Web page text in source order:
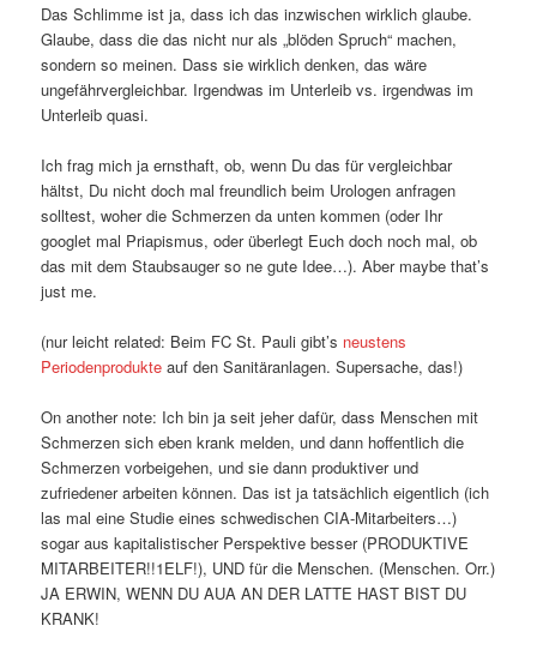
Das Schlimme ist ja, dass ich das inzwischen wirklich glaube.
Glaube, dass die das nicht nur als „blöden Spruch“ machen,
sondern so meinen. Dass sie wirklich denken, das wäre
ungefährvergleichbar. Irgendwas im Unterleib vs. irgendwas im
Unterleib quasi.
Ich frag mich ja ernsthaft, ob, wenn Du das für vergleichbar
hältst, Du nicht doch mal freundlich beim Urologen anfragen
solltest, woher die Schmerzen da unten kommen (oder Ihr
googlet mal Priapismus, oder überlegt Euch doch noch mal, ob
das mit dem Staubsauger so ne gute Idee…). Aber maybe that’s
just me.
(nur leicht related: Beim FC St. Pauli gibt’s neustens
Periodenprodukteauf den Sanitäranlagen. Supersache, das!)
On another note: Ich bin ja seit jeher dafür, dass Menschen mit
Schmerzen sich eben krank melden, und dann hoffentlich die
Schmerzen vorbeigehen, und sie dann produktiver und
zufriedener arbeiten können. Das ist ja tatsächlich eigentlich (ich
las mal eine Studie eines schwedischen CIA-Mitarbeiters…)
sogar aus kapitalistischer Perspektive besser (PRODUKTIVE
MITARBEITER!!1ELF!), UND für die Menschen. (Menschen. Orr.)
JA ERWIN, WENN DU AUA AN DER LATTE HAST BIST DU
KRANK!